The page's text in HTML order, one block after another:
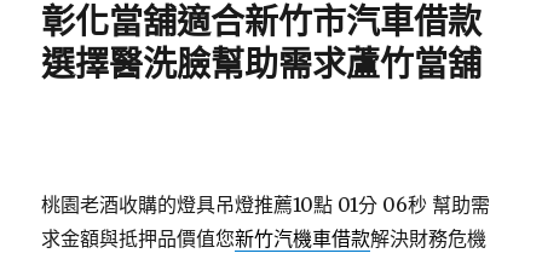
彰化當舖適合新竹市汽車借款
選擇醫洗臉幫助需求蘆竹當舖
桃園老酒收購的燈具吊燈推薦10點 01分 06秒 幫助需
求金額與抵押品價值您新竹汽機車借款解決財務危機